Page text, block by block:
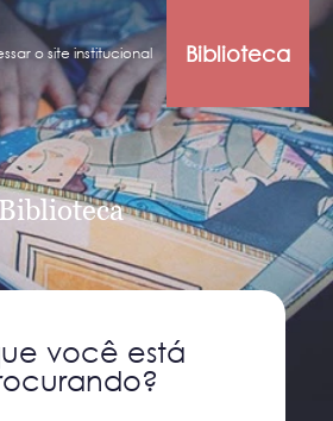
o site institucional Biblioteca
você está